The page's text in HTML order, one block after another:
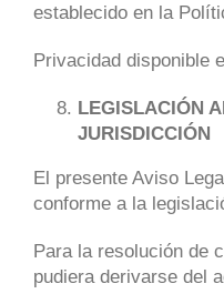
establecido en la
Privacidad disponible
LEGISLACIÓN
JURISDICCIÓN
El presente Aviso
conforme a la
Para la resolución de
pudiera derivarse del